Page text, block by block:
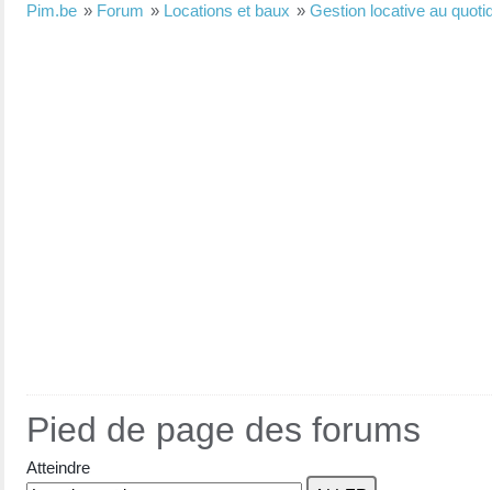
Pim.be » Forum » Locations et baux » Gestion locative au
Pied de page des forums
Atteindre